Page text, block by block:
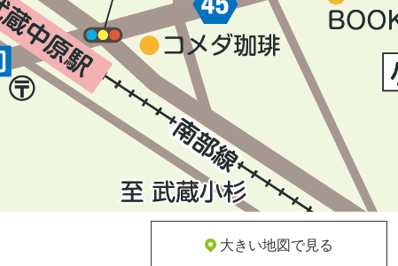
大きい地図で見る